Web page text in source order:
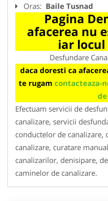
Oras: Baile Tusnad
Pagina
afacerea nu
iar
Desfundare
daca doresti ca
te rugam contacteaza-
Efectuam servicii de
canalizare, servicii
conductelor de canalizare,
canalizare, curatare
canalizarilor, denisipare,
caminelor de canalizare.